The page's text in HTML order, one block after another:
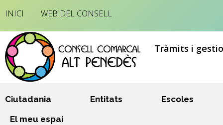
INICI WEB DEL CONSELL
Tràmits i
Ciutadania Entitats
Escoles
El meu espai